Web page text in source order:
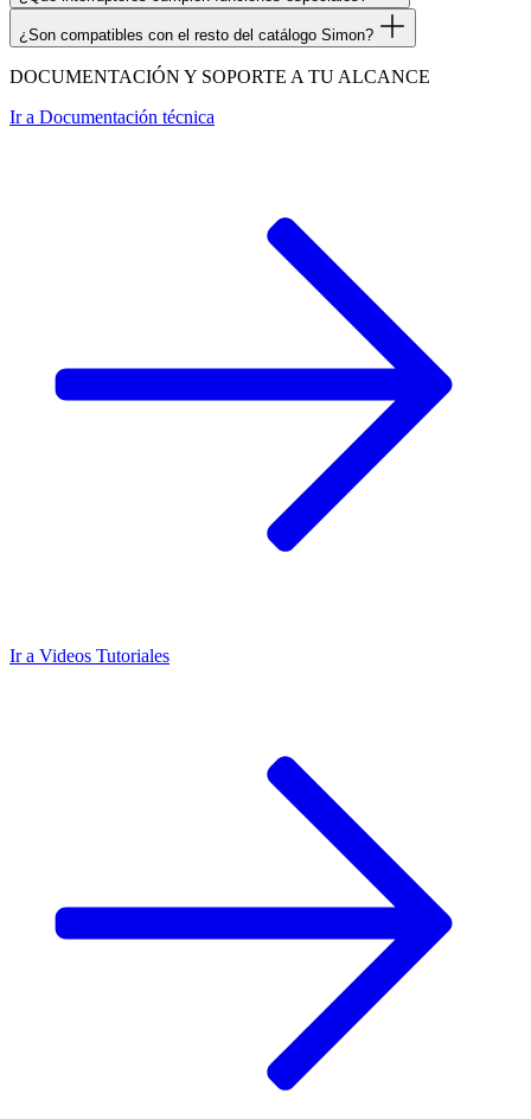
¿Son compatibles con el resto del catálogo Simon?
DOCUMENTACIÓN Y SOPORTE A TU ALCANCE
Ir a Documentación técnica
Ir a Videos Tutoriales